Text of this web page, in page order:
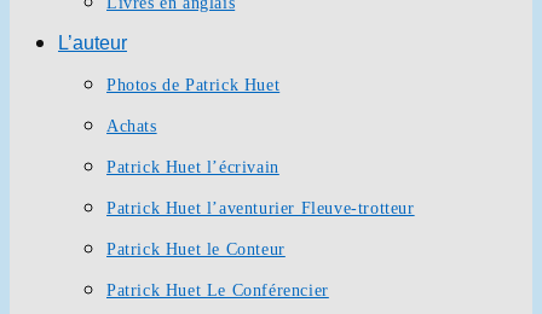
L’auteur
Photos de Patrick Huet
Achats
Patrick Huet l’écrivain
Patrick Huet l’aventurier Fleuve-trotteur
Patrick Huet le Conteur
Patrick Huet Le Conférencier